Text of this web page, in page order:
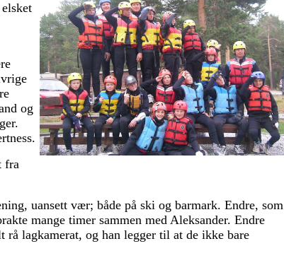
og
fra
uansett vær; både på ski og barmark. Endre, som
mange timer sammen med Aleksander. Endre
rå lagkamerat, og han legger til at de ikke bare